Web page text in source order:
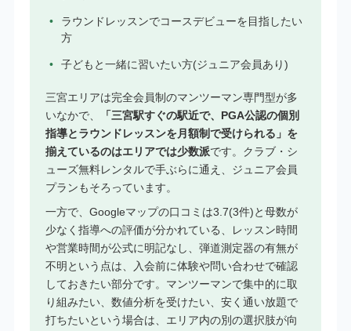
ラウンドレッスンでコースデビューを目指したい
方
子どもと一緒に習いたい方(ジュニア会員あり)
三宮エリアは完全会員制のマンツーマン専門型が多
いなかで、
「三宮駅すぐの駅近で、PGA公認の個別
指導とラウンドレッスンを月額制で受けられる」を
揃えているのはエリアでは少数派です。クラブ・シ
ューズ無料レンタルで手ぶらに通え、ジュニア会員
プランもそろっています。
一方で、Googleマップの口コミは3.7(3件)と母数が
少なく指導への評価が分かれている、レッスン時間
や営業時間が公式に明記なし、弾道測定器の有無が
不明という点は、入会前に体験や問い合わせで確認
しておきたい部分です。マンツーマンで集中的に取
り組みたい、数値分析を受けたい、安く通い放題で
打ちたいという場合は、エリア内の別の選択肢が向